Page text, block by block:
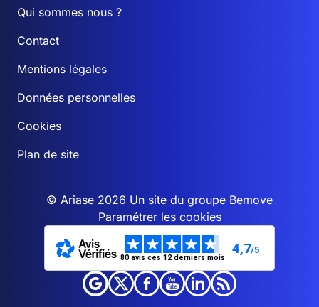
Qui sommes nous ?
Contact
Mentions légales
Données personnelles
Cookies
Plan de site
© Ariase 2026 Un site du groupe Bemove
Paramétrer les cookies
80 avis ces 12 derniers mois
4,7/5